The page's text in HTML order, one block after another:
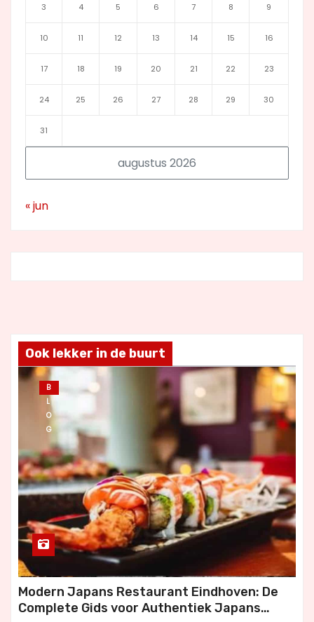
augustus 2026
3 4 5 6 7 8 9
10 11 12 13 14 15 16
17 18 19 20 21 22 23
24 25 26 27 28 29 30
31
« jun
Ook lekker in de buurt
B
L
O
G
Modern Japans Restaurant Eindhoven: De
Complete Gids voor Authentiek Japans